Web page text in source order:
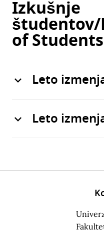
Izkušnje
študentov/
of
Leto
Leto